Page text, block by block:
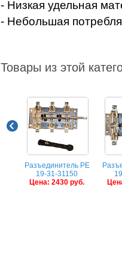
- Низкая удельная
- Небольшая
Товары из этой
Разъединитель РЕ
19-31-31150
Цена: 2430 руб.